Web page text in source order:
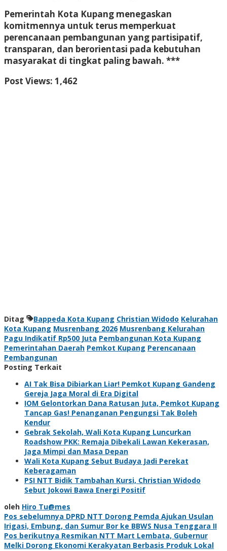
Pemerintah Kota Kupang menegaskan
komitmennya untuk terus memperkuat
perencanaan pembangunan yang partisipatif,
transparan, dan berorientasi pada kebutuhan
masyarakat di tingkat paling bawah. ***
Post Views: 1,462
Ditag Bappeda Kota Kupang Christian Widodo Kelurahan
Kota Kupang Musrenbang 2026 Musrenbang Kelurahan
Pagu Indikatif Rp500 Juta Pembangunan Kota Kupang
Pemerintahan Daerah Pemkot Kupang Perencanaan
Pembangunan
Posting Terkait
AI Tak Bisa Dibiarkan Liar! Pemkot Kupang Gandeng
Gereja Jaga Moral di Era Digital
IOM Gelontorkan Dana Ratusan Juta, Pemkot Kupang
Tancap Gas! Penanganan Pengungsi Tak Boleh
Kendur
Gebrak Sekolah, Wali Kota Kupang Luncurkan
Roadshow PKK: Remaja Dibekali Lawan Kekerasan,
Jaga Mimpi dan Masa Depan
Wali Kota Kupang Sebut Budaya Jadi Perekat
Keberagaman
PSI NTT Bidik Tambahan Kursi, Christian Widodo
Sebut Jokowi Bawa Energi Positif
oleh Hiro Tu@mes
Navigasi
pos
Pos sebelumnya DPRD NTT Dorong Pemda Ajukan Usulan
Irigasi, Embung, dan Sumur Bor ke BBWS Nusa Tenggara II
Pos berikutnya Resmikan NTT Mart Lembata, Gubernur
Melki Dorong Ekonomi Kerakyatan Berbasis Produk Lokal